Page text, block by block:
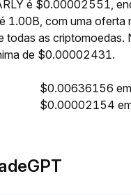
é $0.00002551,
1.00B, com uma oferta
todas as criptomoedas.
de $0.00002431.
$0.00636156
$0.00002154